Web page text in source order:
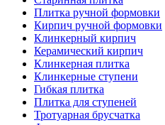
Плитка ручной формовки
Кирпич ручной формовки
Клинкерный кирпич
Керамический кирпич
Клинкерная плитка
Клинкерные ступени
Гибкая плитка
Плитка для ступеней
Тротуарная брусчатка